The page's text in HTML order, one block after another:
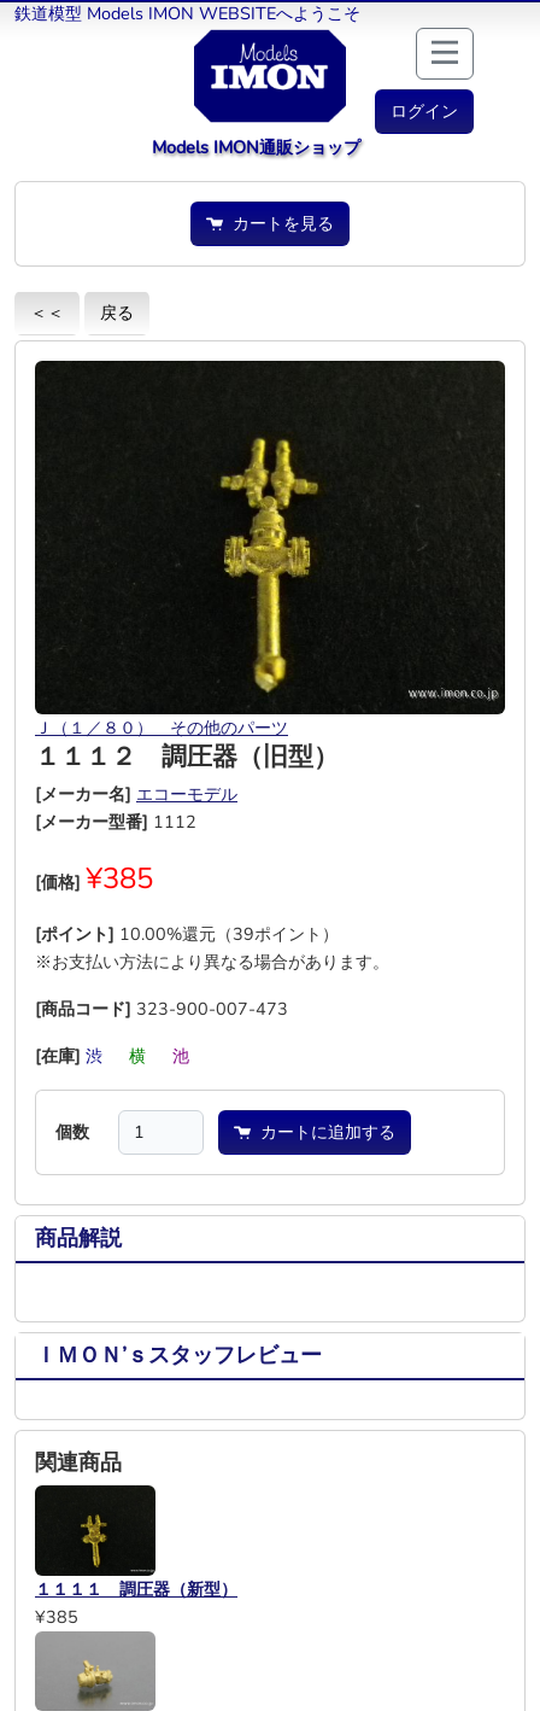
鉄道模型 Models IMON WEBSITEへようこそ
ログイン
Models IMON通販ショップ
カートを見る
＜＜ 戻る
Ｊ（１／８０） その他のパーツ
１１１２ 調圧器（旧型）
[メーカー名] エコーモデル
[メーカー型番] 1112
[価格] ¥385
[ポイント] 10.00%還元（39ポイント）
※お支払い方法により異なる場合があります。
[商品コード] 323-900-007-473
[在庫] 渋 横 池
個数 カートに追加する
商品解説
ＩＭＯＮ’ｓスタッフレビュー
関連商品
１１１１ 調圧器（新型）
¥385